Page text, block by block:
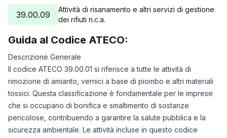
39.00.09
Attività di risanamento e altri servizi di gestione
dei rifiuti n.c.a.
Guida al Codice ATECO:
Descrizione Generale
Il codice ATECO 39.00.01 si riferisce a tutte le attività di
rimozione di amianto, vernici a base di piombo e altri materiali
tossici. Questa classificazione è fondamentale per le imprese
che si occupano di bonifica e smaltimento di sostanze
pericolose, contribuendo a garantire la salute pubblica e la
sicurezza ambientale. Le attività incluse in questo codice